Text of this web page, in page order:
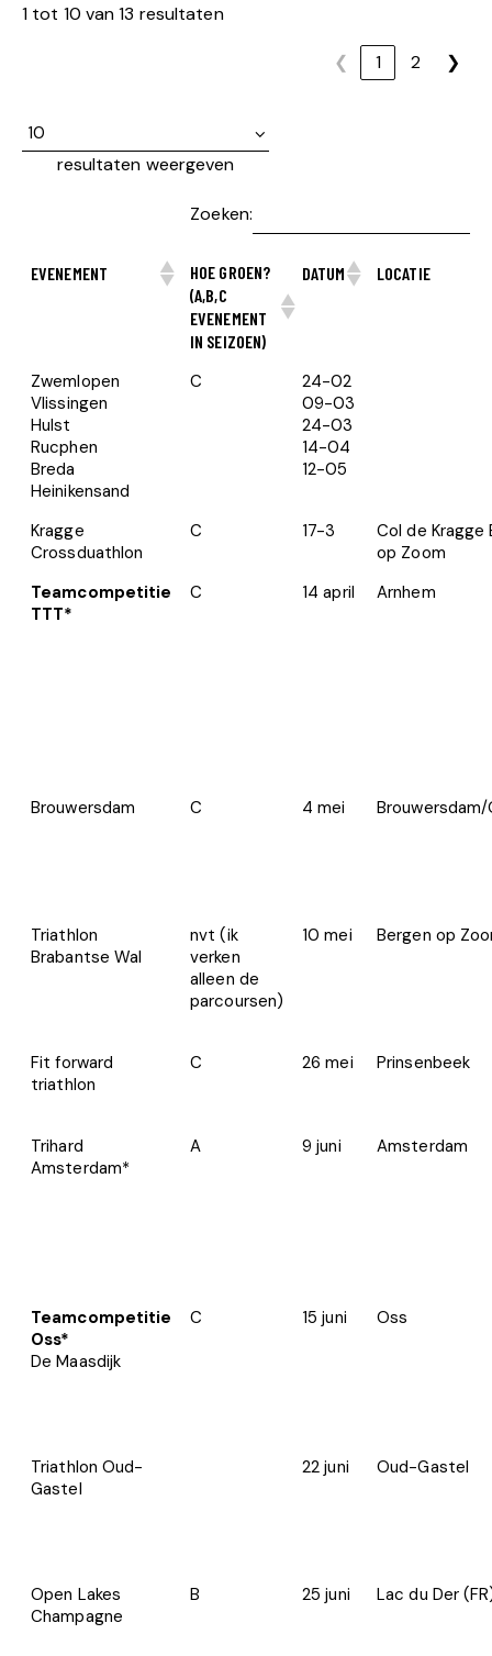
1 tot 10 van 13 resultaten
❮ 1 2 ❯
resultaten weergeven
Zoeken:
EVENEMENT
HOE GROEN?
(A,B,C
EVENEMENT
IN SEIZOEN)
DATUM LOCATIE
Zwemlopen
Vlissingen
Hulst
Rucphen
Breda
Heinikensand
C
24-02
09-03
24-03
14-04
12-05
Kragge
Crossduathlon
C 17-3
Col de Kragge
op Zoom
Teamcompetitie
TTT*
C 14 april Arnhem
Brouwersdam C 4 mei
Triathlon
Brabantse Wal
nvt (ik
verken
alleen de
parcoursen)
10 mei Bergen op
Fit forward
triathlon
C 26 mei Prinsenbeek
Trihard
Amsterdam*
A 9 juni Amsterdam
Teamcompetitie
Oss*
De Maasdijk
C 15 juni Oss
Triathlon Oud-
Gastel
22 juni Oud-Gastel
Open Lakes
Champagne
B 25 juni Lac du Der